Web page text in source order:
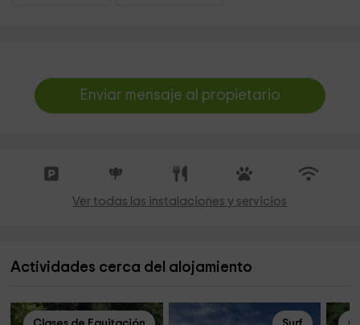
Enviar mensaje al propietario
Ver todas las instalaciones y servicios
Actividades cerca del alojamiento